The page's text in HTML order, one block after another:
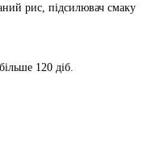
рис, підсилювач смаку
120 діб.